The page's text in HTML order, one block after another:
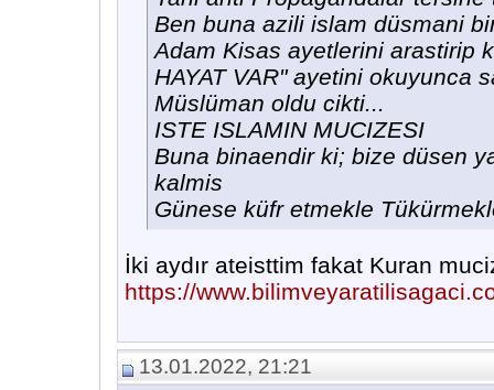
Ben buna azili islam düsmani
Adam Kisas ayetlerini arastirip
HAYAT VAR" ayetini okuyunca
Müslüman oldu cikti...
ISTE ISLAMIN MUCIZESI
Buna binaendir ki; bize düsen
kalmis
Günese küfr etmekle
İki aydır ateisttim fakat Kuran
https://
13.01.2022, 21:21